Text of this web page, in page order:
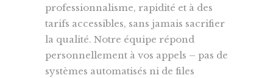
professionnalisme, rapidité et à des
tarifs accessibles, sans jamais sacrifier
la qualité. Notre équipe répond
personnellement à vos appels – pas de
systèmes automatisés ni de files